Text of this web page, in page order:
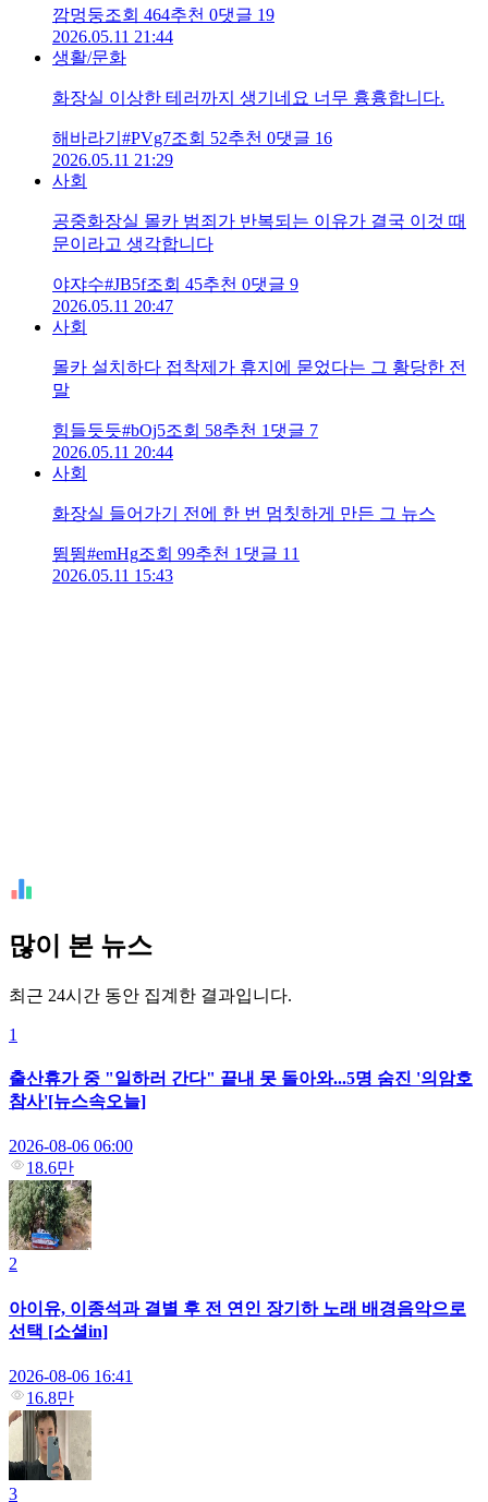
깜멍둥조회 464추천 0댓글 19
2026.05.11 21:44
생활/문화
화장실 이상한 테러까지 생기네요 너무 흉흉합니다.
해바라기#PVg7조회 52추천 0댓글 16
2026.05.11 21:29
사회
공중화장실 몰카 범죄가 반복되는 이유가 결국 이것 때
문이라고 생각합니다
야쟈수#JB5f조회 45추천 0댓글 9
2026.05.11 20:47
사회
몰카 설치하다 접착제가 휴지에 묻었다는 그 황당한 전
말
힘들듯듯#bOj5조회 58추천 1 댓글 7
2026.05.11 20:44
사회
화장실 들어가기 전에 한 번 멈칫하게 만든 그 뉴스
뜀뜀#emHg조회 99추천 1 댓글 11
2026.05.11 15:43
많이 본 뉴스
최근 24시간 동안 집계한 결과입니다.
1
출산휴가 중 "일하러 간다" 끝내 못 돌아와...5명 숨진 '의암호
참사'[뉴스속오늘]
2026-08-06 06:00
18.6만
2
아이유, 이종석과 결별 후 전 연인 장기하 노래 배경음악으로
선택 [소셜in]
2026-08-06 16:41
16.8만
3